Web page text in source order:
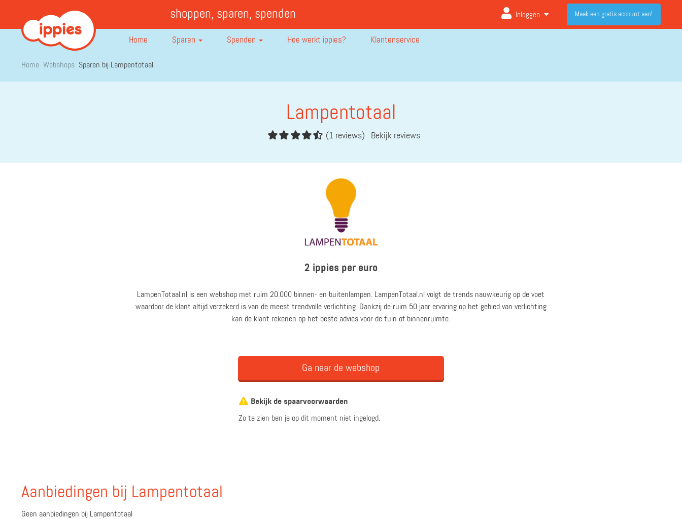
shoppen, sparen, spenden Inloggen Maak een gratis account aan!
Home Sparen Spenden Hoe werkt ippies? Klantenservice
Home Webshops Sparen bij Lampentotaal
Lampentotaal
(1 reviews) Bekijk reviews
2 ippies per euro
LampenTotaal.nl is een webshop met ruim 20.000 binnen- en buitenlampen. LampenTotaal.nl volgt de trends nauwkeurig op de voet
waardoor de klant altijd verzekerd is van de meest trendvolle verlichting. Dankzij de ruim 50 jaar ervaring op het gebied van verlichting
kan de klant rekenen op het beste advies voor de tuin of binnenruimte.
Ga naar de webshop
Bekijk de spaarvoorwaarden
Zo te zien ben je op dit moment niet ingelogd.
Aanbiedingen bij Lampentotaal
Geen aanbiedingen bij Lampentotaal